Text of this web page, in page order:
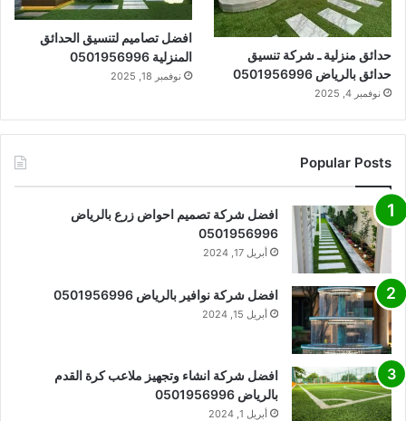
حدائق منزلية ـ شركة تنسيق
حدائق بالرياض 0501956996
نوفمبر 4, 2025
افضل تصاميم لتنسيق الحدائق
المنزلية 0501956996
نوفمبر 18, 2025
Popular Posts
افضل شركة تصميم احواض زرع بالرياض
0501956996
أبريل 17, 2024
افضل شركة نوافير بالرياض 0501956996
أبريل 15, 2024
افضل شركة انشاء وتجهيز ملاعب كرة القدم
بالرياض 0501956996
أبريل 1, 2024